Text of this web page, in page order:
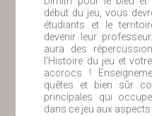
début du jeu, vous
étudiants et le
devenir leur
aura des
l’Histoire du jeu et
accrocs !
quêtes et bien sûr
principales qui
dans ce jeu aux